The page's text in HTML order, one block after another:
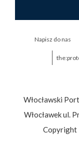
Napisz do nas
Włocławski
Włocławek ul.
Copyright